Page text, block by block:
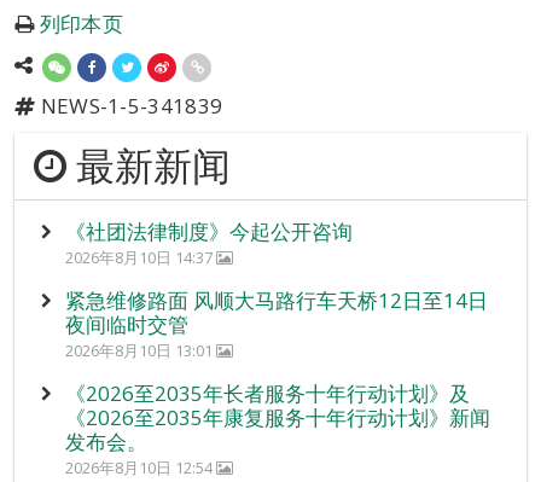
列印本页
NEWS-1-5-341839
最新新闻
《社团法律制度》今起公开咨询
2026年8月10日 14:37
紧急维修路面 风顺大马路行车天桥12日至14日
夜间临时交管
2026年8月10日 13:01
《2026至2035年长者服务十年行动计划》及
《2026至2035年康复服务十年行动计划》新闻
发布会。
2026年8月10日 12:54